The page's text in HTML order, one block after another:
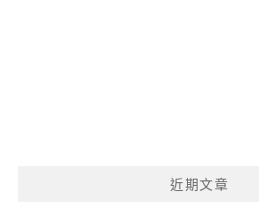
近期文章